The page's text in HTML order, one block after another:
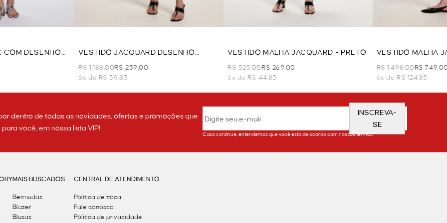
COM DESENHO
VESTIDO JACQUARD DESENHO
GEOMETRICO - CINZA
R$ 1.188,00R$ 239,00
6x de R$ 39,83
VESTIDO MALHA JACQUARD - PRETO
R$ 525,00R$ 269,00
6x de R$ 44,83
VESTIDO MALHA
R$ 1.498,00R$
6x de R$ 124,83
dentro de todas as novidades, ofertas e promoções que
você, em nossa lista VIP!
INSCREVA-
SE
Caso continue, entendemos que você está de acordo com nossos termos.
MAIS BUSCADOS
Bermudas
Blazer
Blusas
CENTRAL DE ATENDIMENTO
Política de troca
Fale conosco
Politica de privacidade